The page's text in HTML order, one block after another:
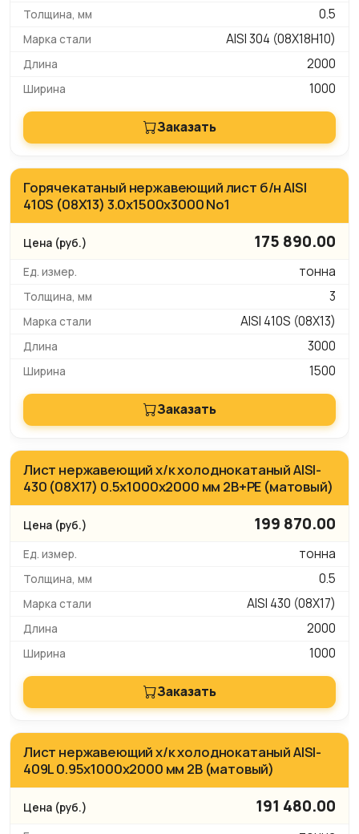
0.5
AISI 304 (08Х18Н10)
2000
1000
Заказать
Горячекатаный нержавеющий лист б/н AISI
410S (08Х13) 3.0х1500х3000 No1
175 890.00
тонна
3
AISI 410S (08Х13)
3000
1500
Заказать
Лист нержавеющий х/к холоднокатаный AISI-
430 (08Х17) 0.5х1000х2000 мм 2B+PE (матовый)
199 870.00
тонна
0.5
AISI 430 (08Х17)
2000
1000
Заказать
Лист нержавеющий х/к холоднокатаный AISI-
409L 0.95х1000х2000 мм 2B (матовый)
191 480.00